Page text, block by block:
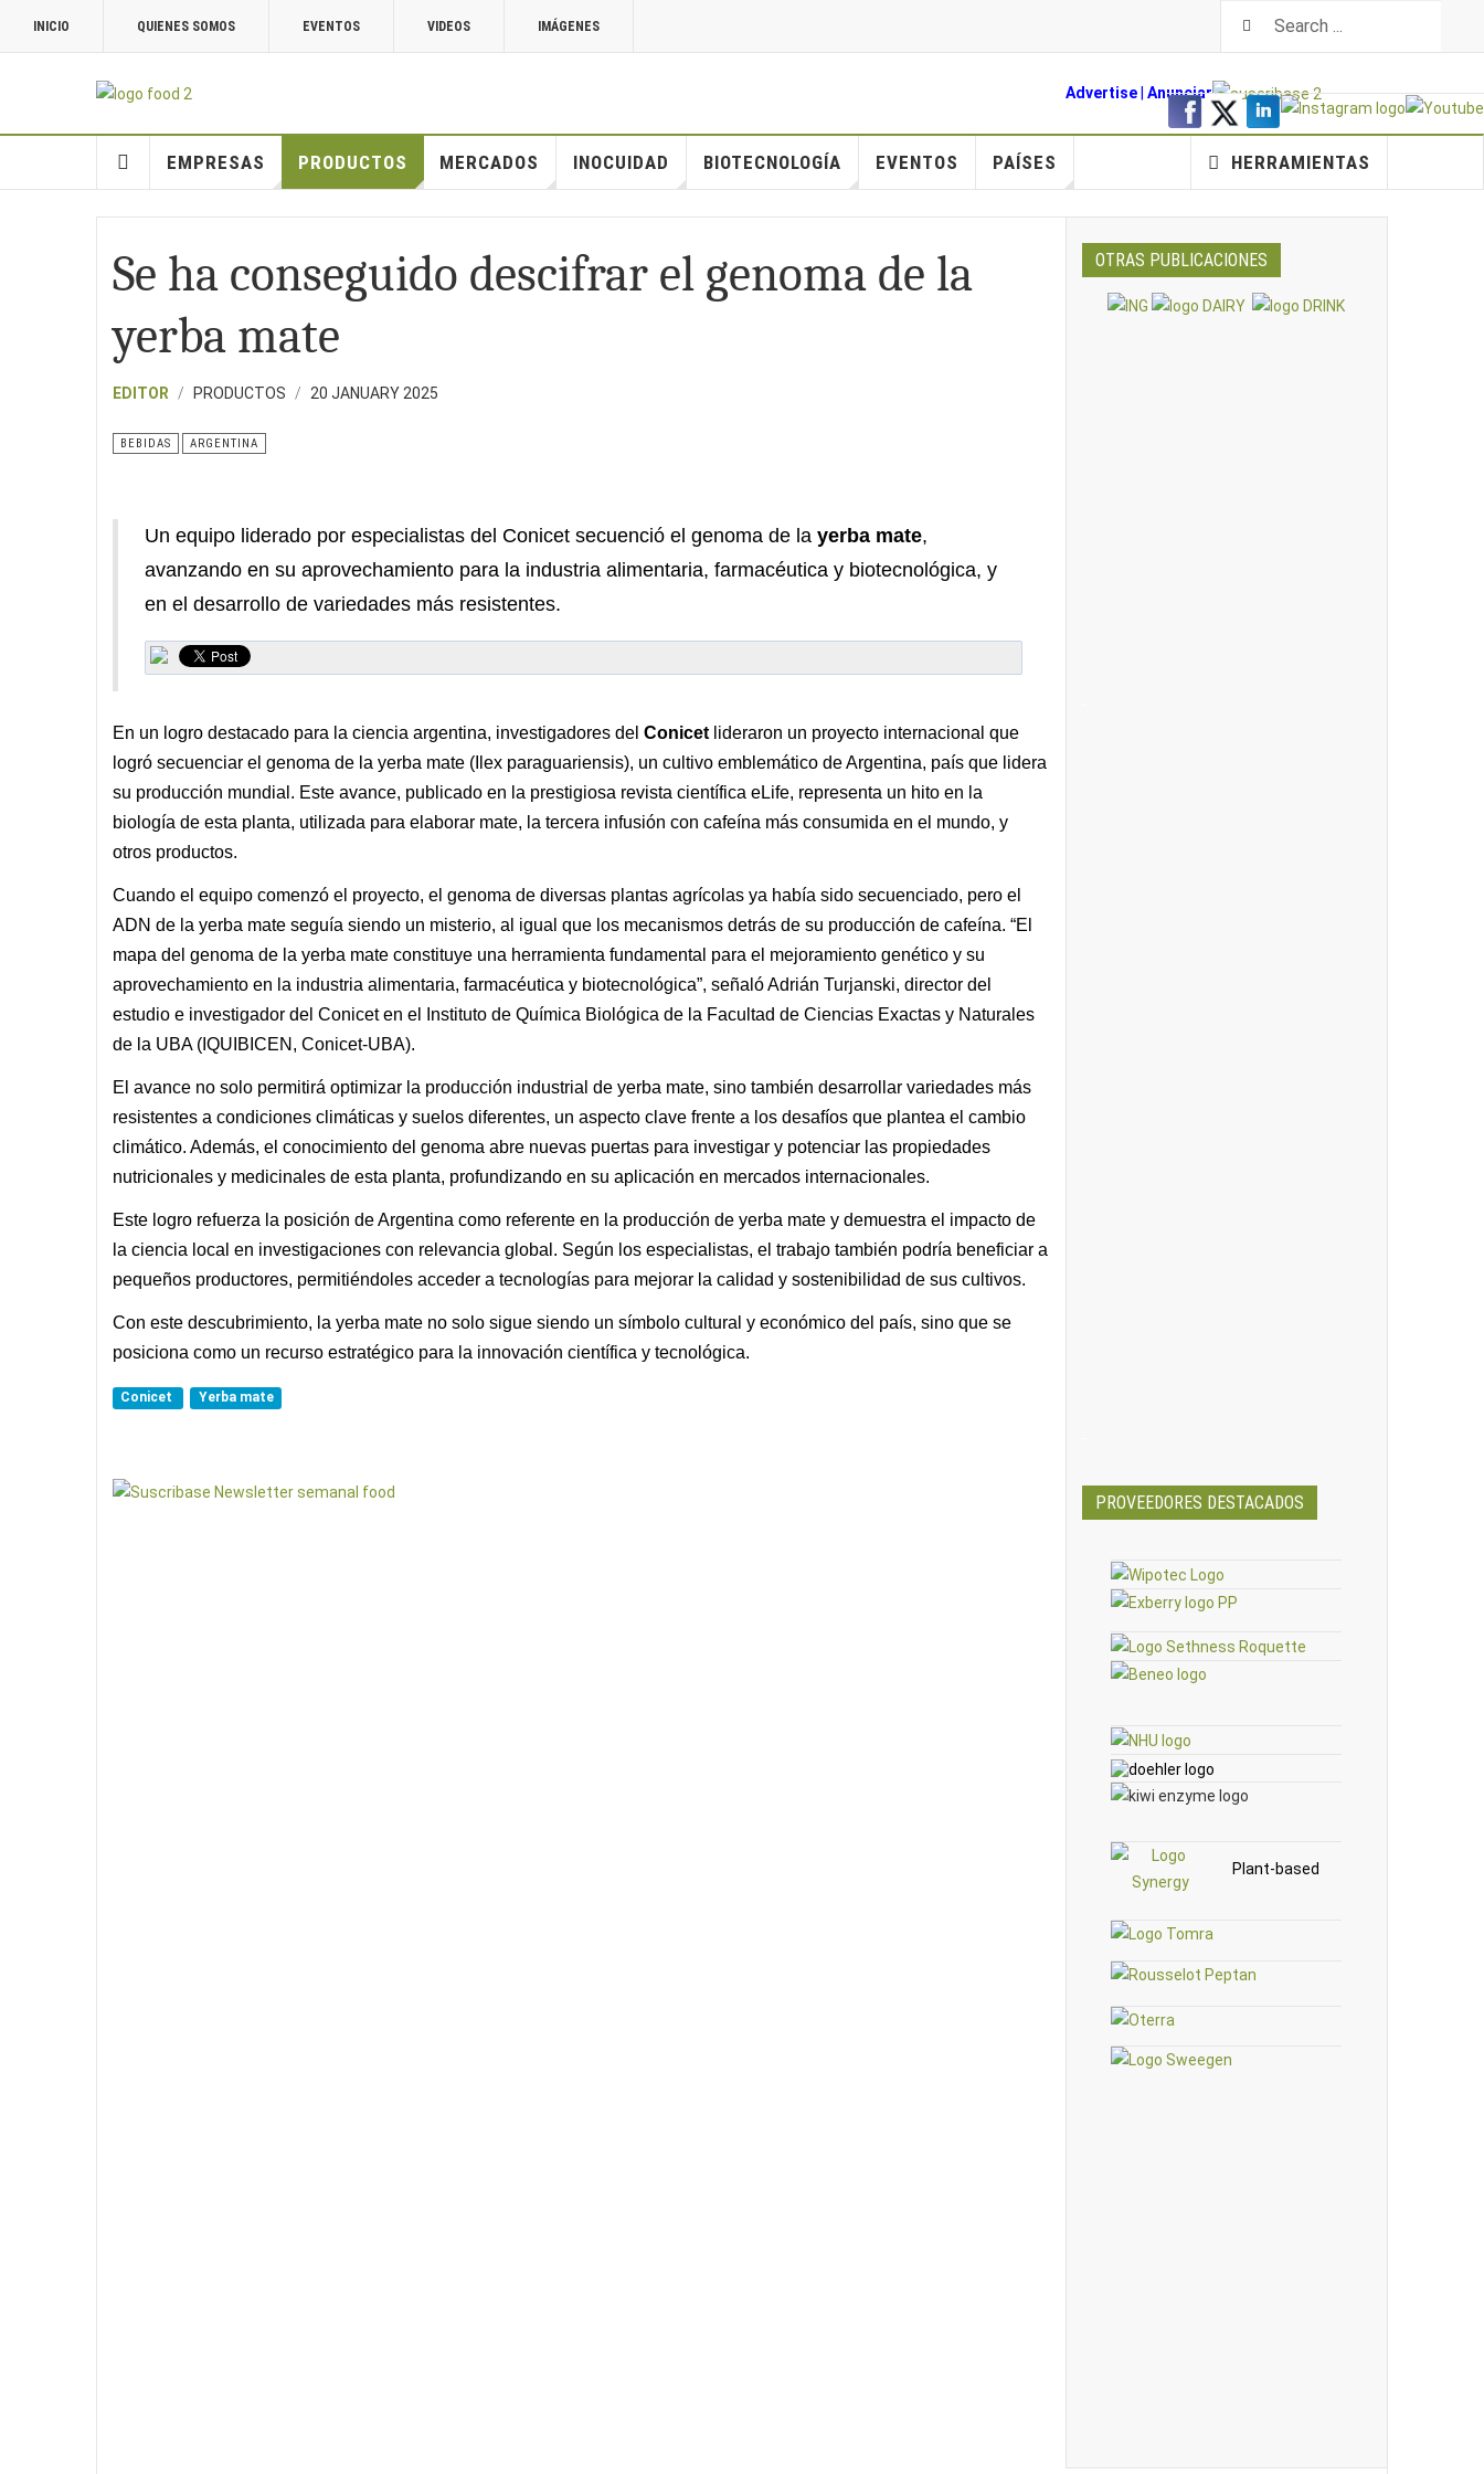
INICIO QUIENES SOMOS EVENTOS VIDEOS IMÁGENES
Advertise| Anunciar
EMPRESAS PRODUCTOS MERCADOS INOCUIDAD BIOTECNOLOGÍA EVENTOS PAÍSES HERRAMIENTAS
Se ha conseguido descifrar el genoma de la
yerba mate
EDITOR PRODUCTOS 20 JANUARY 2025
BEBIDAS ARGENTINA
Un equipo liderado por especialistas del Conicet secuenció el genoma de la yerba mate,
avanzando en su aprovechamiento para la industria alimentaria, farmacéutica y biotecnológica, y
en el desarrollo de variedades más resistentes.
En un logro destacado para la ciencia argentina, investigadores del Conicet lideraron un proyecto internacional que
logró secuenciar el genoma de la yerba mate (Ilex paraguariensis), un cultivo emblemático de Argentina, país que lidera
su producción mundial. Este avance, publicado en la prestigiosa revista científica eLife, representa un hito en la
biología de esta planta, utilizada para elaborar mate, la tercera infusión con cafeína más consumida en el mundo, y
otros productos.
Cuando el equipo comenzó el proyecto, el genoma de diversas plantas agrícolas ya había sido secuenciado, pero el
ADN de la yerba mate seguía siendo un misterio, al igual que los mecanismos detrás de su producción de cafeína. “El
mapa del genoma de la yerba mate constituye una herramienta fundamental para el mejoramiento genético y su
aprovechamiento en la industria alimentaria, farmacéutica y biotecnológica”, señaló Adrián Turjanski, director del
estudio e investigador del Conicet en el Instituto de Química Biológica de la Facultad de Ciencias Exactas y Naturales
de la UBA (IQUIBICEN, Conicet-UBA).
El avance no solo permitirá optimizar la producción industrial de yerba mate, sino también desarrollar variedades más
resistentes a condiciones climáticas y suelos diferentes, un aspecto clave frente a los desafíos que plantea el cambio
climático. Además, el conocimiento del genoma abre nuevas puertas para investigar y potenciar las propiedades
nutricionales y medicinales de esta planta, profundizando en su aplicación en mercados internacionales.
Este logro refuerza la posición de Argentina como referente en la producción de yerba mate y demuestra el impacto de
la ciencia local en investigaciones con relevancia global. Según los especialistas, el trabajo también podría beneficiar a
pequeños productores, permitiéndoles acceder a tecnologías para mejorar la calidad y sostenibilidad de sus cultivos.
Con este descubrimiento, la yerba mate no solo sigue siendo un símbolo cultural y económico del país, sino que se
posiciona como un recurso estratégico para la innovación científica y tecnológica.
Conicet Yerba mate
OTRAS PUBLICACIONES
PROVEEDORES DESTACADOS
Plant-based